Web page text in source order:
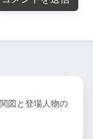
図と登場人物の